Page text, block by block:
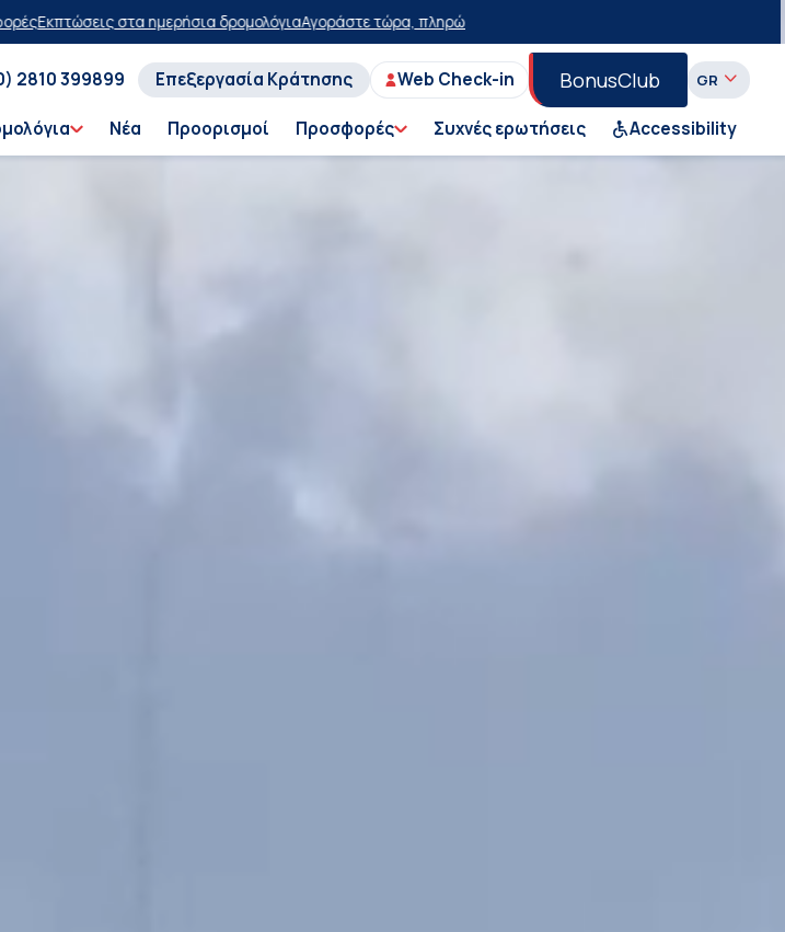
Αγοράστε τώρα, πληρώστε αργότερα με έκπτωση 15 ευρώ!
2810 399899 Επεξεργασία Κράτησης Web Check-in BonusClub
Νέα Προορισμοί Προσφορές Συχνές ερωτήσεις Accessibility